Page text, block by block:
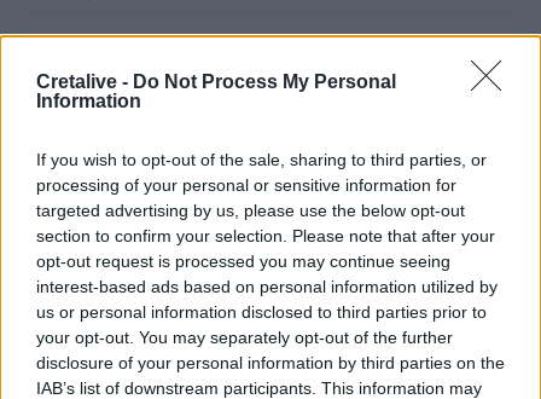
Cretalive - Do Not Process My Personal
Information
If you wish to opt-out of the sale, sharing to third parties, or
processing of your personal or sensitive information for
targeted advertising by us, please use the below opt-out
section to confirm your selection. Please note that after your
opt-out request is processed you may continue seeing
interest-based ads based on personal information utilized by
us or personal information disclosed to third parties prior to
your opt-out. You may separately opt-out of the further
disclosure of your personal information by third parties on the
IAB’s list of downstream participants. This information may
15:54
Ο Γ. Αγριμανάκης Αντιδήμαρχος Υπηρεσίας το Σάββατο 8
και την Κυριακή 9 Αυγούστου
Δυτική Αττική: Ολοκληρώθηκαν οι αυτοψίες στις
πυρόπληκτες περιοχές
15:43
Εντυπωσιάζουν οι εικόνες από το νέο αεροδρόμιο στο
Καστέλλι - Δείτε βίντεο
15:38
Πολιτική Προστασία: Νέα εναέρια μέσα και τεχνολογία